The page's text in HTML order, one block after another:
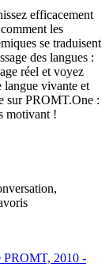
efficacement
les
se traduisent
des langues :
réel et voyez
langue vivante et
sur PROMT.One :
motivant !
2010 -